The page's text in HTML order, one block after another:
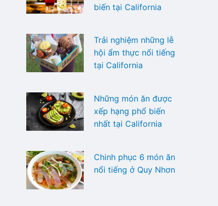
biến tại California
Trải nghiệm những lễ
hội ẩm thực nổi tiếng
tại California
Những món ăn được
xếp hạng phổ biến
nhất tại California
Chinh phục 6 món ăn
nổi tiếng ở Quy Nhơn